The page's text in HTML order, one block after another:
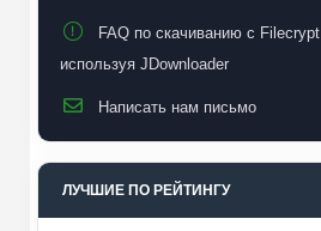
FAQ по скачиванию с Filecrypt
используя JDownloader
Написать нам письмо
ЛУЧШИЕ ПО РЕЙТИНГУ